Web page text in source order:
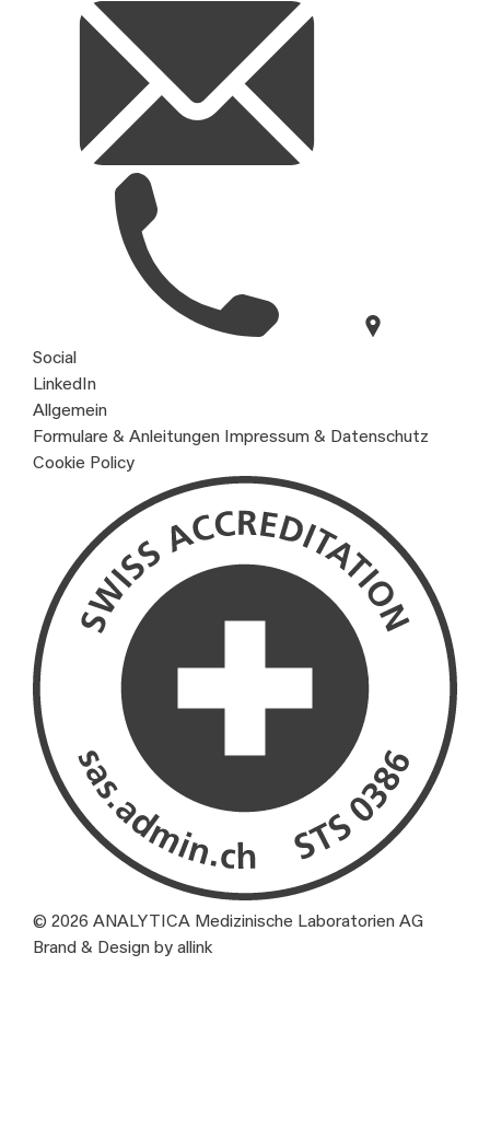
Social
LinkedIn
Allgemein
Formulare & Anleitungen Impressum & Datenschutz
Cookie Policy
© 2026 ANALYTICA Medizinische Laboratorien AG
Brand & Design by allink